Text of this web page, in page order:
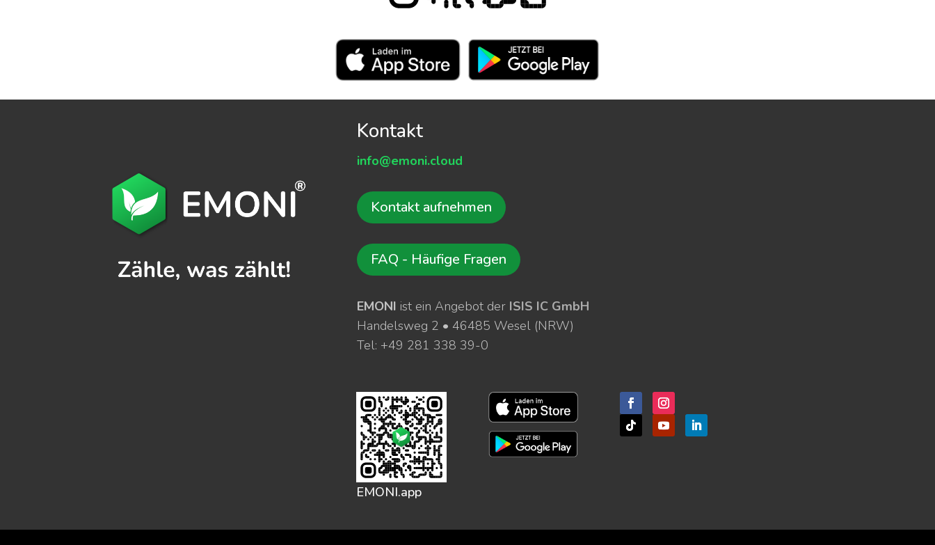
Kontakt
info@emoni.cloud
Kontakt aufnehmen
FAQ - Häufige Fragen
EMONI ist ein Angebot der ISIS IC GmbH
Handelsweg 2 • 46485 Wesel (NRW)
Tel: +49 281 338 39-0
EMONI.app